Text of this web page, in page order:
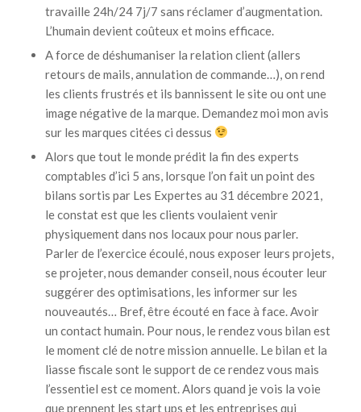
travaille 24h/24 7j/7 sans réclamer d’augmentation.
L’humain devient coûteux et moins efficace.
A force de déshumaniser la relation client (allers
retours de mails, annulation de commande…), on rend
les clients frustrés et ils bannissent le site ou ont une
image négative de la marque. Demandez moi mon avis
sur les marques citées ci dessus
Alors que tout le monde prédit la fin des experts
comptables d’ici 5 ans, lorsque l’on fait un point des
bilans sortis par Les Expertes au 31 décembre 2021,
le constat est que les clients voulaient venir
physiquement dans nos locaux pour nous parler.
Parler de l’exercice écoulé, nous exposer leurs projets,
se projeter, nous demander conseil, nous écouter leur
suggérer des optimisations, les informer sur les
nouveautés… Bref, être écouté en face à face. Avoir
un contact humain. Pour nous, le rendez vous bilan est
le moment clé de notre mission annuelle. Le bilan et la
liasse fiscale sont le support de ce rendez vous mais
l’essentiel est ce moment. Alors quand je vois la voie
que prennent les start ups et les entreprises qui